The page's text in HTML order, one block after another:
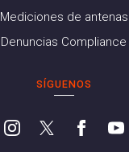
Mediciones de antenas
Denuncias Compliance
SÍGUENOS